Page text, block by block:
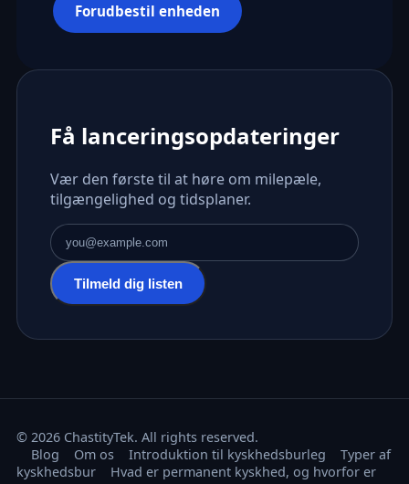
Forudbestil enheden
Få lanceringsopdateringer
Vær den første til at høre om milepæle,
tilgængelighed og tidsplaner.
E-mailadresse
Tilmeld dig listen
© 2026 ChastityTek. All rights reserved.
Blog
Om os Introduktion til kyskhedsburleg
Typer af
kyskhedsbur
Hvad er permanent kyskhed, og hvorfor er